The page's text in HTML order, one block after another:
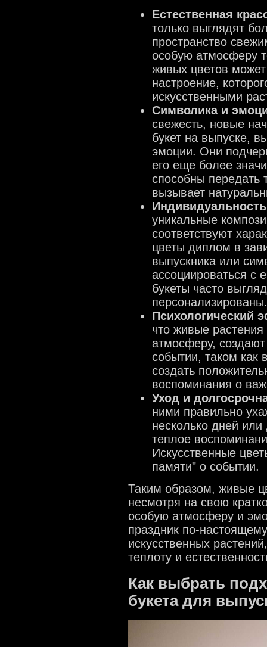
Естественная
только выглядят
пространство
особую атмосферу
живых цветов
настроение,
искусственными
Символика и
свежесть, новые
букет на выпуске,
эмоции. Они
его еще более
способны передать
вызывает
Индивидуальность
уникальные
соответствуют
цветы диплом в
выпускника или
ассоциироваться с
букеты часто
персонализированы.
Психологический
что живые
атмосферу,
событии, таком как
создать
воспоминания о
Уход и
ними правильно
несколько дней
теплое
Искусственные
памяти" о событии.
Таким образом, живые
несмотря на свою
особую атмосферу и
праздник по-
искусственных
теплоту и
Как выбрать
букета для